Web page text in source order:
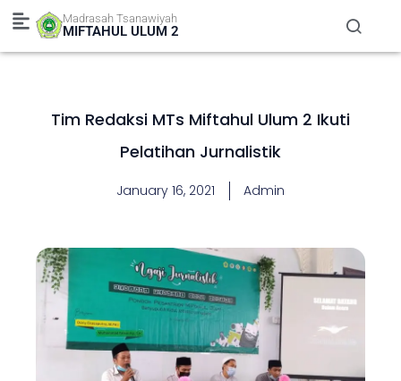
Skip
content
Madrasah Tsanawiyah
MIFTAHUL ULUM 2
Tim Redaksi MTs Miftahul Ulum 2 Ikuti
Pelatihan Jurnalistik
January 16, 2021 Admin